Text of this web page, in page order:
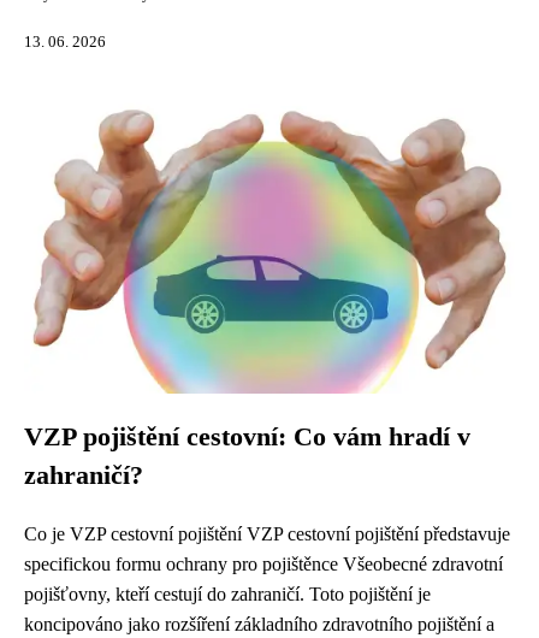
13. 06. 2026
VZP pojištění cestovní: Co vám hradí v
zahraničí?
Co je VZP cestovní pojištění VZP cestovní pojištění představuje
specifickou formu ochrany pro pojištěnce Všeobecné zdravotní
pojišťovny, kteří cestují do zahraničí. Toto pojištění je
koncipováno jako rozšíření základního zdravotního pojištění a